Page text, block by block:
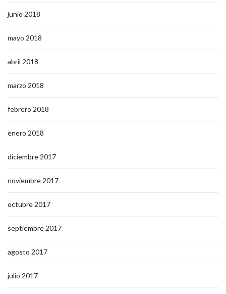
junio 2018
mayo 2018
abril 2018
marzo 2018
febrero 2018
enero 2018
diciembre 2017
noviembre 2017
octubre 2017
septiembre 2017
agosto 2017
julio 2017